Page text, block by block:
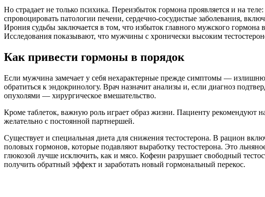
Но страдает не только психика. Переизбыток гормона проявляется и на
спровоцировать патологии печени, сердечно-сосудистые заболевания,
Ирония судьбы заключается в том, что избыток главного мужского
Исследования показывают, что мужчины с хронически высоким
Как привести гормоны в порядок
Если мужчина замечает у себя нехарактерные прежде симптомы —
обратиться к эндокринологу. Врач назначит анализы и, если диагноз
опухолями — хирургическое вмешательство.
Кроме таблеток, важную роль играет образ жизни. Пациенту рекомендуют
желательно с постоянной партнершей.
Существует и специальная диета для снижения тестостерона. В рацион
половых гормонов, которые подавляют выработку тестостерона. Это
глюкозой лучше исключить, как и мясо. Кофеин разрушает свободный
получить обратный эффект и заработать новый гормональный перекос.